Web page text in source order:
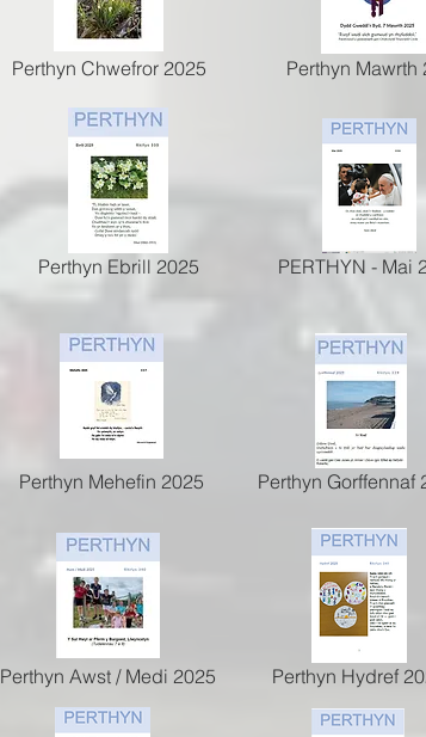
Perthyn Chwefror 2025
Perthyn Ebrill 2025
Perthyn Mehefin 2025
Perthyn Awst / Medi 2025
Perthyn Mawrth
PERTHYN - Mai
Perthyn Gorffennaf
Perthyn Hydref